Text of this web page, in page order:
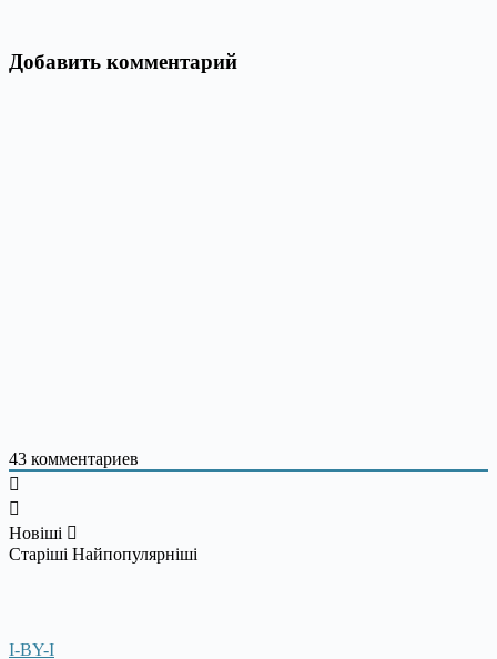
Добавить комментарий
43 комментариев
Новіші
Старіші Найпопулярніші
I-BY-I